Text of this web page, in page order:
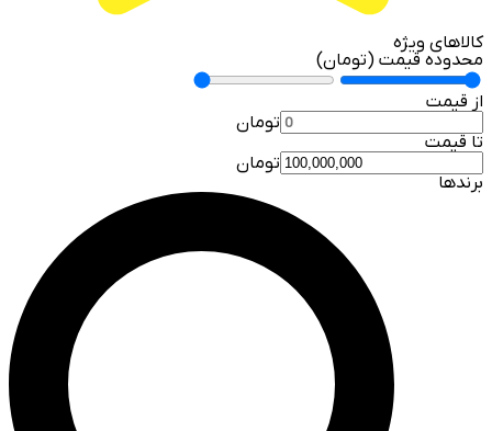
کالاهای ویژه
محدوده قیمت (تومان)
از قیمت
تومان
تا قیمت
تومان
برندها